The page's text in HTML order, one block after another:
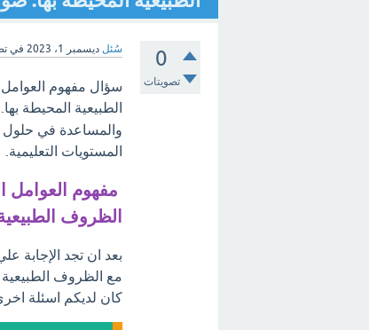
0
تصويتات
سُئل ديسمبر 1، 2023 في
سؤال مفهوم العوامل
الطبيعية المحيطة
والمساعدة في حلول
المستويات التعليمية.
مفهوم العوامل
الظروف
بعد ان تجد الإجابة
مع الظروف الطبيعية
كان لديكم اسئلة